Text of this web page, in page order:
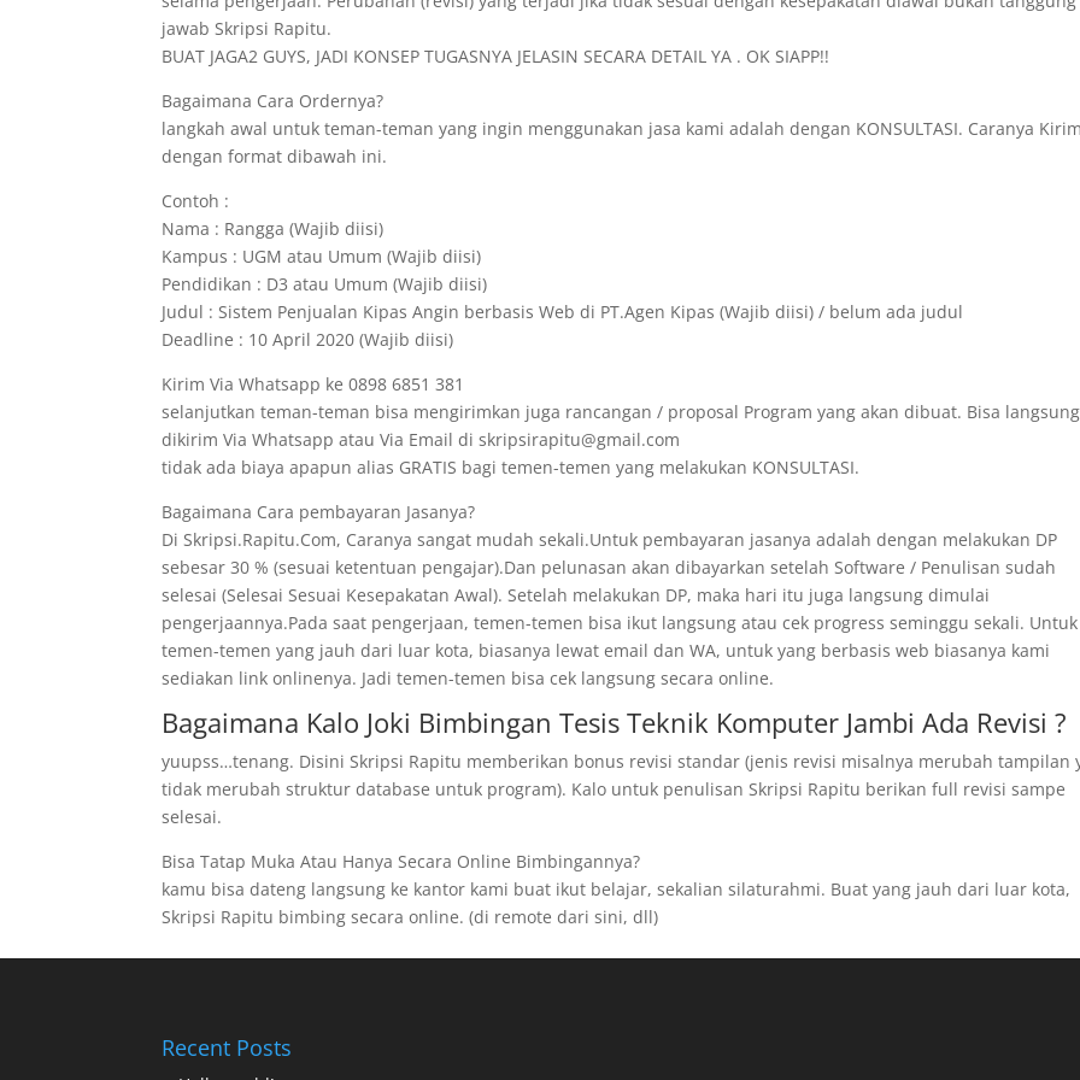
jawab Skripsi Rapitu.
BUAT JAGA2 GUYS, JADI KONSEP TUGASNYA JELASIN SECARA DETAIL YA . OK SIAPP!!
Bagaimana Cara Ordernya?
langkah awal untuk teman-teman yang ingin menggunakan jasa kami adalah dengan KONSULTASI. Caranya
dengan format dibawah ini.
Contoh :
Nama : Rangga (Wajib diisi)
Kampus : UGM atau Umum (Wajib diisi)
Pendidikan : D3 atau Umum (Wajib diisi)
Judul : Sistem Penjualan Kipas Angin berbasis Web di PT.Agen Kipas (Wajib diisi) / belum ada judul
Deadline : 10 April 2020 (Wajib diisi)
Kirim Via Whatsapp ke 0898 6851 381
selanjutkan teman-teman bisa mengirimkan juga rancangan / proposal Program yang akan dibuat. Bisa langsung
dikirim Via Whatsapp atau Via Email di skripsirapitu@gmail.com
tidak ada biaya apapun alias GRATIS bagi temen-temen yang melakukan KONSULTASI.
Bagaimana Cara pembayaran Jasanya?
Di Skripsi.Rapitu.Com, Caranya sangat mudah sekali.Untuk pembayaran jasanya adalah dengan melakukan DP
sebesar 30 % (sesuai ketentuan pengajar).Dan pelunasan akan dibayarkan setelah Software / Penulisan sudah
selesai (Selesai Sesuai Kesepakatan Awal). Setelah melakukan DP, maka hari itu juga langsung dimulai
pengerjaannya.Pada saat pengerjaan, temen-temen bisa ikut langsung atau cek progress seminggu sekali. Untuk
temen-temen yang jauh dari luar kota, biasanya lewat email dan WA, untuk yang berbasis web biasanya kami
sediakan link onlinenya. Jadi temen-temen bisa cek langsung secara online.
Bagaimana Kalo Joki Bimbingan Tesis Teknik Komputer Jambi Ada Revisi ?
yuupss…tenang. Disini Skripsi Rapitu memberikan bonus revisi standar (jenis revisi misalnya merubah tampilan
tidak merubah struktur database untuk program). Kalo untuk penulisan Skripsi Rapitu berikan full revisi sampe
selesai.
Bisa Tatap Muka Atau Hanya Secara Online Bimbingannya?
kamu bisa dateng langsung ke kantor kami buat ikut belajar, sekalian silaturahmi. Buat yang jauh dari luar kota,
Skripsi Rapitu bimbing secara online. (di remote dari sini, dll)
Recent Posts